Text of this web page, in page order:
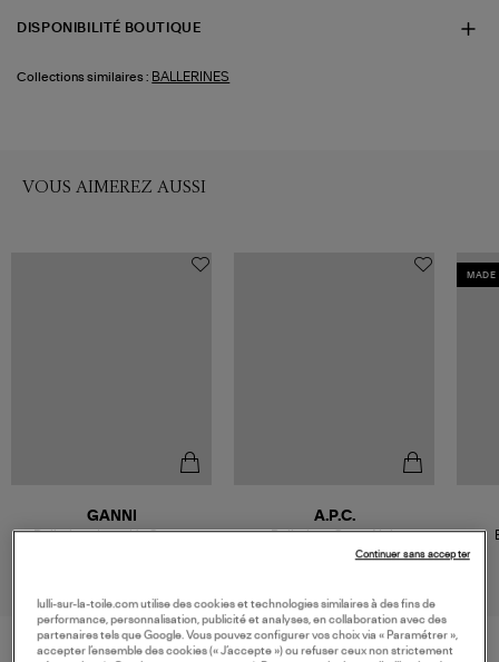
DISPONIBILITÉ BOUTIQUE
Collections similaires : BALLERINES
VOUS AIMEREZ AUSSI
GANNI
Ballerines Lace Up Sporty
210,00 €
A.P.C.
Ballerines Swan Noir
MADE
lulli-sur-la-toile.com utilise des cookies et technologies similaires à des fins de
performance, personnalisation, publicité et analyses, en collaboration avec des
partenaires tels que Google. Vous pouvez configurer vos choix via « Paramétrer »,
accepter l’ensemble des cookies (« J’accepte ») ou refuser ceux non strictement
Continuer sans accepter